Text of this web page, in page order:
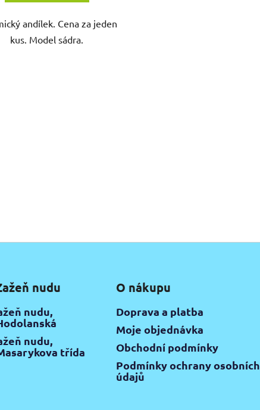
andílek. Cena za jeden
kus. Model sádra.
nudu
nudu,
nudu,
třída
O nákupu
Doprava a platba
Moje objednávka
Obchodní podmínky
Podmínky ochrany osobních
údajů